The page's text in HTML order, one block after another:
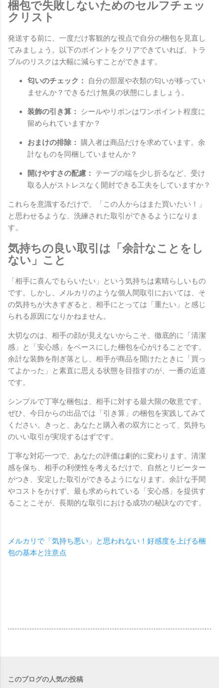
梱包で失敗しないためのセルフチェッ
クリスト
発送する前に、一度だけ客観的な視点で自分の梱包を見直し
てみましょう。以下のポイントをクリアできていれば、トラ
ブルのリスクは大幅に減らすことができます。
匂いのチェック：
自分の部屋や衣類の匂いが移ってい
ませんか？できるだけ無臭の状態にしましょう。
装飾の引き算：
シールやリボンはワンポイント程度に
留められていますか？
おまけの排除：
購入者は商品だけを求めています。余
計なものを同梱していませんか？
開けやすさの配慮：
テープの端を少し折るなど、受け
取る人がストレスなく開封できる工夫をしていますか？
これらを意識するだけで、「この人からはまた買いたい！」
と思わせるような、洗練された取引ができるようになりま
す。
気持ちの良い取引は「余計なことをし
ない」こと
「相手に喜んでもらいたい」という気持ちは素晴らしいもの
です。しかし、メルカリのような個人間取引においては、そ
の気持ちが大きすぎると、相手にとっては「重たい」と感じ
られる原因になりかねません。
大切なのは、相手の顔が見えないからこそ、徹底的に「清潔
感」と「安心感」をベースにした梱包を心がけることです。
余計な装飾を削ぎ落とし、相手が商品を開けたときに「買っ
てよかった」と素直に思える状態を目指すのが、一番の近道
です。
シンプルで丁寧な梱包は、相手に対する最大限の敬意です。
ぜひ、今日からの出品では「引き算」の梱包を実践してみて
ください。きっと、あなたと購入者の双方にとって、気持ち
のいい取引が実現するはずです。
丁寧な対応一つで、あなたの評価は劇的に変わります。清潔
感を保ち、相手の利便性を考えるだけで、自然とリピーター
がつき、安定した取引ができるようになります。余計な手間
やコストをかけず、最も求められている「安心感」を提供す
ることこそが、長期的な取引における成功の秘訣なのです。
メルカリで「気持ち悪い」と思われない！好感度を上げる梱
包の基本と注意点
このブログの人気の投稿